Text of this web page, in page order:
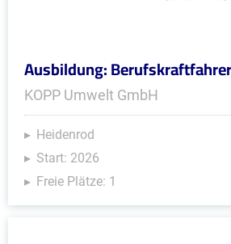
Ausbildung:
KOPP Umwelt GmbH
Heidenrod
Start: 2026
Freie Plätze: 1